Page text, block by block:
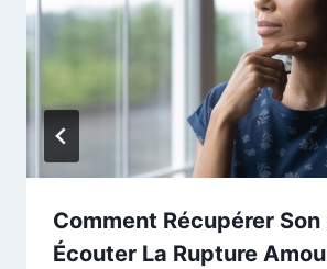
Comment Récupérer Son
Écouter La Rupture